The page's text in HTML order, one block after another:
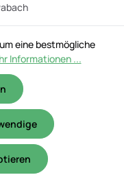
eine bestmögliche
Informationen ...